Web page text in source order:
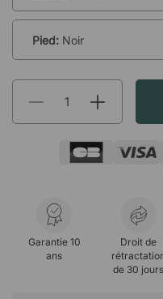
Pied: Noir
Garantie 10
ans
Droit de
de 30 jours